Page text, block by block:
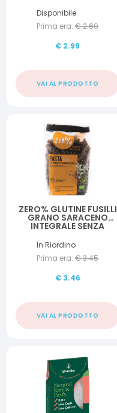
Disponibile
Prima era: €2.60
€ 2.99
VAI AL PRODOTTO
ZERO% GLUTINE FUSILLI
GRANO SARACENO
INTEGRALE SENZA
In Riordino
Prima era: €3.45
€ 3.46
VAI AL PRODOTTO